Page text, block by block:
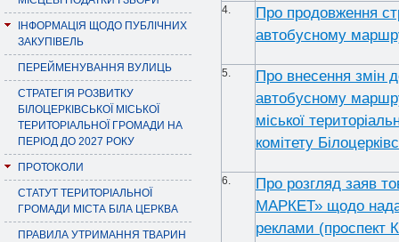
ІНФОРМАЦІЯ ЩОДО ПУБЛІЧНИХ
ЗАКУПІВЕЛЬ
ПЕРЕЙМЕНУВАННЯ ВУЛИЦЬ
СТРАТЕГІЯ РОЗВИТКУ
БІЛОЦЕРКІВСЬКОЇ МІСЬКОЇ
ТЕРИТОРІАЛЬНОЇ ГРОМАДИ НА
ПЕРІОД ДО 2027 РОКУ
ПРОТОКОЛИ
СТАТУТ ТЕРИТОРІАЛЬНОЇ
ГРОМАДИ МІСТА БІЛА ЦЕРКВА
ПРАВИЛА УТРИМАННЯ ТВАРИН
4.
Про продовження
автобусному
5.
Про внесення змін
автобусному
міської
комітету
6.
Про розгляд заяв
МАРКЕТ» щодо
реклами